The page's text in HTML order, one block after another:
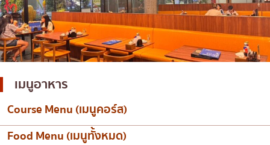
เมนูอาหาร
Course Menu (เมนูคอร์ส)
Food Menu (เมนูทั้งหมด)